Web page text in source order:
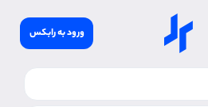
ورود به رابکس